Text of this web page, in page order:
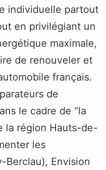
individuelle partout
en privilégiant un
maximale,
de renouveler et
français.
de
le cadre de “la
la région Hauts-de-
les
Berclau), Envision